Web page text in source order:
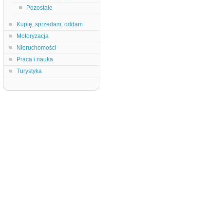
Pozostałe
Kupię, sprzedam, oddam
Motoryzacja
Nieruchomości
Praca i nauka
Turystyka